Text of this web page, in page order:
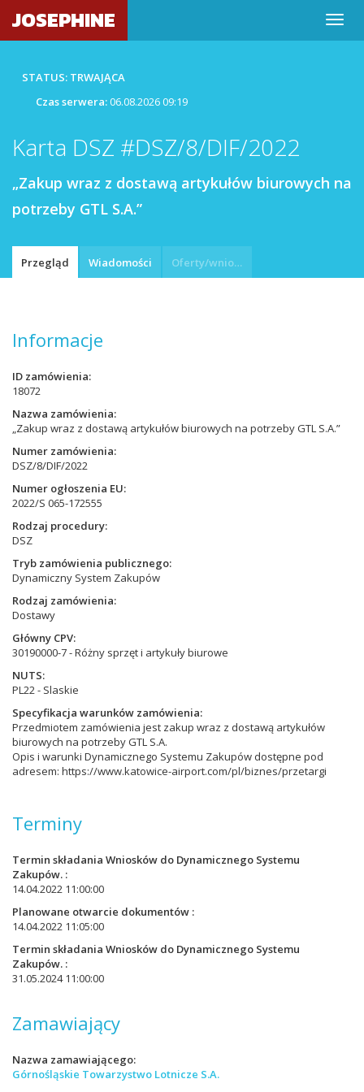
JOSEPHINE
STATUS: TRWAJĄCA
Czas serwera:06.08.2026 09:19
Karta DSZ #DSZ/8/DIF/2022
„Zakup wraz z dostawą artykułów biurowych na
potrzeby GTL S.A.”
Przegląd Wiadomości Oferty/wnioski
Informacje
ID zamówienia
18072
Nazwa zamówienia
„Zakup wraz z dostawą artykułów biurowych na potrzeby GTL S.A.”
Numer zamówienia
DSZ/8/DIF/2022
Numer ogłoszenia EU
2022/S 065-172555
Rodzaj procedury
DSZ
Tryb zamówienia publicznego
Dynamiczny System Zakupów
Rodzaj zamówienia
Dostawy
Główny CPV
30190000-7 - Różny sprzęt i artykuły biurowe
NUTS
PL22 - Slaskie
Specyfikacja warunków zamówienia
Przedmiotem zamówienia jest zakup wraz z dostawą artykułów
biurowych na potrzeby GTL S.A.
Opis i warunki Dynamicznego Systemu Zakupów dostępne pod
adresem: https://www.katowice-airport.com/pl/biznes/przetargi
Terminy
Termin składania Wniosków do Dynamicznego Systemu
Zakupów.
14.04.2022 11:00:00
Planowane otwarcie dokumentów
14.04.2022 11:05:00
Termin składania Wniosków do Dynamicznego Systemu
Zakupów.
31.05.2024 11:00:00
Zamawiający
Nazwa zamawiającego
Górnośląskie Towarzystwo Lotnicze S.A.